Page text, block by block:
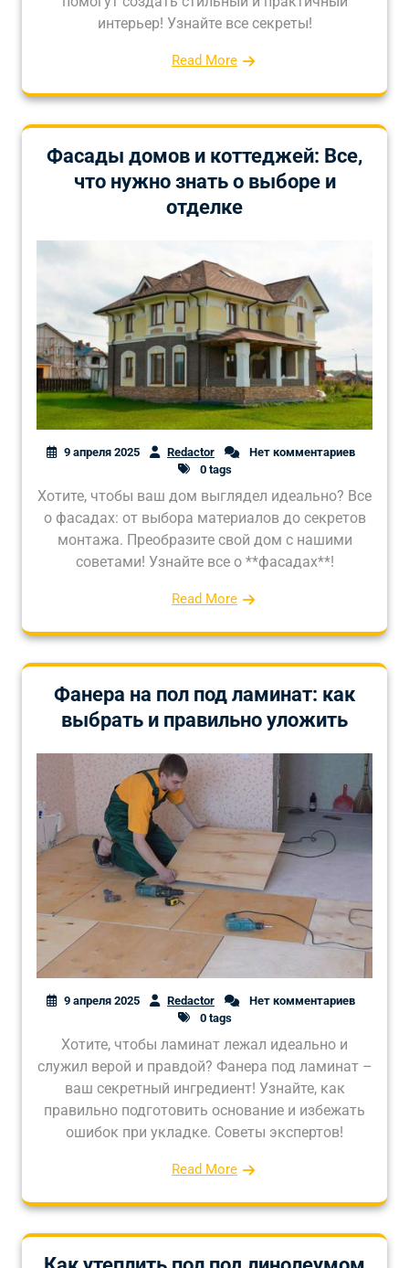
интерьер! Узнайте все секреты!
Read More
Фасады домов и коттеджей: Все,
что нужно знать о выборе и
отделке
9 апреля 2025 Redactor
Нет комментариев
0 tags
Хотите, чтобы ваш дом выглядел идеально? Все
о фасадах: от выбора материалов до секретов
монтажа. Преобразите свой дом с нашими
советами! Узнайте все о **фасадах**!
Read More
Фанера на пол под ламинат: как
выбрать и правильно уложить
9 апреля 2025 Redactor
Нет комментариев
0 tags
Хотите, чтобы ламинат лежал идеально и
служил верой и правдой? Фанера под ламинат –
ваш секретный ингредиент! Узнайте, как
правильно подготовить основание и избежать
ошибок при укладке. Советы экспертов!
Read More